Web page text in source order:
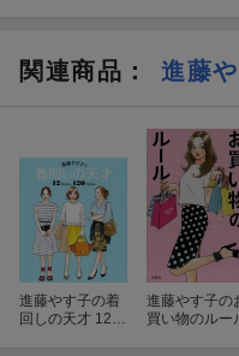
関連商品 ： 進藤
進藤やす子の着
回しの天才 12 It
進藤やす子の
買い物のルー